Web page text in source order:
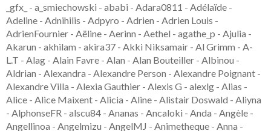
_gfx_ - a_smiechowski - ababi - Adara0811 - Adélaïde - Adeline - Adnihilis - Adpyro - Adrien - Adrien Louis - AdrienFournier - Aëline - Aerinn - Aethel - agathe_p - Ajulia - Akarun - akhilam - akira37 - Akki Niksamair - Al Grimm - A-L.T - Alag - Alain Favre - Alan - Alan Bouteiller - Albinou - Aldrian - Alexandra - Alexandre Person - Alexandre Poignant - Alexandre Villa - Alexia Gauthier - Alexis G - alexlg - Alias - Alice - Alice Maixent - Alicia - Aline - Alistair Doswald - Aliyna - AlphonseFR - alscu84 - Ananas - Ancaloki - Anda - Angèle - Angellinoa - Angelmizu - AngelMJ - Animetheque - Anna - Anne - Anne-Cécile - annekasimeoni - Anne-Laure - Anne-noelle - Anoldor - Anscharius - Anthony - Anthony Caron - Antoine - anya-phoenix - Aodrenn - Apipapa - Apocalipse - Apolline - Arala - Arcadiem - Arcana - argenor - Armelias - Arnaud - Arnaud Huser - Arsène Miloard - Artemus - Arugan - Arwen Angélis ^^ - Asalie - AsesWolf - Ashran - Asilane - Astray - Astrid - Atalis14 - Atthlas - Aude Alexandre - Audrey Moretti - audreyb - AudreyW - Aurel&PG - Aurélie - Aurélie BCR - Aurélie Vigné - Aurelien - aurelien baron - Aureline - aurorashield - Aurore - Aurya - Autrui - Axel - Azanulbizar - Azeliaa - Azshune - Azurean - Bainai - Baka-Cherry - Baktor - Barbara Skoko - Baron Houles - BastetAmidala - Bastien Denhez - Bastien Deville - Beldom - ben - Ben Al - Benjamin Augustin - Benjamin Cerdan - Benjamin Dehalu - Benjamin Termoz - Benji - Benjy - Ben-Jyh - benzaie - Bernard&Dedd - bidoche - bitatchou - Blackdrako - Blackphenix - Blah - BlazingHanauta - Bloo - Bloodie Mary - bluenovae - Bluepsophage - Bob_kayak - Bobibar - BouBouClette13 - BPurified - Breizhtiger - Brescaz - Brice - Brice-Meyer LEVY - Broudaf - brunet.steph - BUELL - Bynouz - byrion - Cagliary - Cainhive - Caitrine - Caktus93 - Calamitintin - Camille B - canelle - Cannibanouk - Carine - Caroline63 - cassis_vero - Cathy - Cécile - Cécile B et Mathieu L - Cécile64 - Cédric CEROU - Cédric42 - Cédrick - Celia - Celine - Céline - celine malartic - Céline2570 - Celtika - Cendre - César - Cha Hildegerg - Chane - CharlN - Charlotte Lavenu - Chaton09 - chefdedieu - Chemlaw - cheshire_cat - chetie - Chito-chan - chkle - ChloeMo_O - Choco - Chocolatine - Christian - Christophe - chtinis - Cileo Phoenix - Ciloo - Cilou13 - Ciol - Claiman - Claire - ClaireCa - Clapide - clark - claryhorse - claudex - Claudia Pistritto - Clement - Cleophis - Close - clovis_tacaille - Clovis34 - Clumsy Ape - coldu76 - Comics Ladybird - CoraMéli - Corax - Corentin Limoge - Corynorhinus - Crimi - Cristal-Asher - Croque - Crossfit girl - Culti - Cupucaku - CuteLittleWhale - Cybione - Cylia666 - Cyril - Dame Meluze - Damien - Damien De Gend - dams - DarckCrystale - Dark-Aii - Darphix - daucrate - David Czerwonogora - David Dattee - David Simone - Debora - Degvan - Deholia - Delphine Bouh - Democryte - Dempaws - Deshan sama - Dhervillezr - DianaG - Didou - Dielos - Dimitri - DkFlo - Dnuht - DoodleRush - DoroP - Dorothée - dounkad - Douze - dragounet - Drayou - Druss - durthu - Dusk - duthils - dylou - Eaglesg - ecamil - edjaw - Edouard - e-Jim - El_fle - elayana - Elensarde - ElGothiko - Elgourdino - Elianor - Elif - Eline - Elise A. - Elise Richard - Elk' - Elnaie - Elodie - ElodieL. - Eloni - Elora D. - Elovaìnn - Elyanth - elzira - Emilie - Emilie Fauvel - Emilie PRAT - Emissa - Emmanuel Bouillon - Emmanuel Lapierre - Emmanuel Weber - Emrik31 - Emyleen - Encara - enerjaizer - Enora - Enrak - Eowlande - Eric BRESSET - ErikatsEyes - Ermeena - Erwig - Esaïkha - Estelle Simon - Esyola - Eternalwings - Etienne - etig - Éva - Eva Newa - evipok - Ewjoachim - Fabien - Fabien cascade - Fabrice - Fackar - FanniH - Fanny M - Fantine - Fean ahiru - Feanor314 - Fédoua - Feeli - fenarinarsa - Fernazka - Ferora - Feunart - fiona - Fiora - Firliflo - flash - Flesia - Floralis - Florian - Florine - Flotherave - Flowerdoz - Fluffy Ookami - flyeram - Folkienn - Fougere - Fouinar - foxrir - Françoise - Fred - Frédéric - Frederik - Frédérique Bobée - FrEdO - freezoo - freki - Freko - Freya - Freytaw - Fugu - g107708667048774094729 - Gab - Gabigabo - Gaboo - Gabralk ?Gabralk? Choj - Gabrielle - Gael - Gael Coureau - Gaël56 - Gaelyc - Gaialys - Galadingue - GallyNet - galu - Garett Greaves - Gargadune - Garoke - Garrus31 - gdureuil - Geek Crafts - géry Wuilbaut - GeTRoguE - ghani - Ghislain - Giga77 - gillesroques - GillesSage - Gin.net - Gin-Sora - ginteloph - Gizmo - Glaviozki - Gleaubulle - Gnoutte - goldensuneur - Golder - GoluGolu - Gouflax - Goutak - GreatGaret - Greg Vandenbussche - gregory - Grégory - Greyfoe - grognard - Guigui_sama - Guillaume - -Guillaume.C- - Guitoon - Guyiome - gwen - Gwen et Boris - Hadrien - Hagalaz - Hal West - HanaPoulpe - Harley Qu33r - Harmfuls - Hasu - Hawklass - Hayatte - Haynee - Heaven - Hedwige - Hélo - Helyan - Hemera - Herilómë - Hertzeil - Hicks - Hiei - Hien - Hikaru_Motenai - Hlussë - Hugo Chauvin - Hugues - Hyssley - Iceven - Idoruchan - idsquare - Iezael - Iliana - illysma - ilmir - Ilona - Imdweil - Imperaquiche - Inizi - Irishelfe - Isiriak - isithran - Isölia - Ivan le pierrot - IvèneMcKelly - izole - Jack Bauer - Jade_Yamyko - Jane - JAUD - jcrouge - Jean Noel - Jean-Do - Jean-Marc Leroy - Jeanne - Jean-Yves - Jenny16 - Jennysioux - jentokki - Jeremie - Jérémie Loth-Guillon - Jeremy - Jérémy - Jérémy Lomelino - Jessica - Jessy93 - Jinmaul - Jinora - Joël - Joël Brunet - Johan YAGER - Johanna - JonathanMM - Jouandomy - Juki-san - Julia L - Julie - Julie Mazeau - Julie Paoli - Julien Augereau (Ma c'hi) - Julien Hemmerlé - Jumbef - JuneDpz - Junelle - Jun-Ichi Takeda - Justine - Justine Nony - Jutendoji - Jylomaki - K3nel - Kachi - Kaëlle - Kagura - Kahetra - Kahomaru - Kailyce - Kaiser Panda - KamiSeiTo - Karelle - Karine - Kasumi - Kat' - KathandKitKat - Katt_Aloys - Kayji - Kaytho - Kebree - Kecak - Kedos - Kedrann - Keitaro - Kerlgrey - Kerrinael - Kerwyn Raczaron - kesten - Keu-Vin - Kevin - Kévin - kévin feuillois - Keyradin - Khilas - Ki - Kilikamars - KimiroCuistot - Kimixoo - kindaweiird - Kingnc - Kira-Chama - Kirosane - KisameNet - Kiss Lil - Kitsune - KittyHellsing - Klère - Kmy - koala koala - Koneko - Koropockles - Krolya Lala - Kumiko-99 - Kuro Deyuka - KuroTheDark - Kwaam - kwet44 - Kyakune - Kylhiandre - Kylina - Kyp-chan - Kyrobero - Kyrorlane - Kyrrian - Kyvarit - L3oli0 - Labige - Laekh - Laeti - Laetitia - Lafantasy42 - Lagane G. - LaKarote - Lala - lalrobin - Lanicia - Larian - lattelis - Laura - Laure - Laure Girard - Laurel - Laurence - Laurent - Laurier The Fox - Léa - Léa Fligeante - Léanie - Leawyn - Lenah - Lenassa DS - Léo Adam - Léo Kun - Leo_XIII - LéoBullu - Leodry - lerat74 - Leslie - lestertanks88 - Lex11 - Leyciaan - Lezardox - l-hay-ling - Lidwina - Lifaeln - Lifestream - Likia - Likyliki - Lil_Bird - Lilizu - liluuuy - Lily - LilywithHoney - Linae / Fanny - Lisa - Lise Provost - Lison BP - Litany - Livredor71 - Lockayron - Locutus - Loïc - Loïc Finat - loji88 - Lomeriel - Lomyna - Loquicom - Lord Edualc - Lord_Poulpy - Lou - Louan - Louise - lroux - Luca - Lucas - Lucas B - Luchsii - Lucie - Lucie Gobard - Lucien Guimier - Lucrèce - Lucrx - Lucy - Ludovic ASSERE - Ludo-Z - Ludwig - Lui Elle - Lukka - Lula Courio - Lulgius - Lulu - LunarisMagus - Lupus - Luxy - Lyka - Lynari - Lysemna - M RA - Maëlys Perry (Anima) - Maerow - Maeva - Maëva - Magali - MagaliB - MagaZub - Maha-Lee - Maitsuya - Maka - Makiba - Maku - Malezol - Malika - Malkav2024 - Malow - Malvina - Mamabobobzh - Mandou - Manon - Manwe - Marcy - Margot - Marianna - Marie - Marie et Nico - Marie-Aude - Marieh - Marie-Madeleine - Marine - MarineLarouge - Marinou - Marion - Marion Astoux - Marjolaine - MarlouCk - MarquiseArtémise - Marsup - Marteaufou - Martin - Martin Nyffenegger - Mary06 - Marylène - Master Game - Matau - Mathieu Busolin - Matthieu - Matthieu Bué - Maud Villaume - Mauvaisours - MaxBear - Maxime Elbaz - Maxouinf - Maxxie - May Le LuxRay - McKeewa - mcuvellier1 - Méga Bonus - Meian - Mekehari - Mélanie - Mélapin - Meliope Ikalia - Mell - Merlin d'Agrid - Merost - Merryl - Michaël - Michaël Oversteyns - michel sage - Mickael - midhrin - mihne - MiItchu - MimiM - Mina - MinEevee - Min-Hee - minigarou35 - Miryam - MissKerez - missnanoushkaable - MisterFox - mitsu - mitsu-chan - Mitsuika - Mizyg - MlleBigmelk - Mokhan - Morgane - Mornifle - Mororine - Moth - Moubai - mrndmbr - MrSkeithdeath37 - Mù - Muekirei - Muzikals - MyCHMN - Myrae Wibko - Myriagones - Myriam - Mystery's Angel - Nabihime - Namida44 - Nanuq - Nao - Naruto - Nath Smith - Nathalie - Natrouge7 - Nea - Neadhora - Neiwenry - Nek - Nek'ko Nya - Neko - Nelly - Nemesris - Nemseater - neolutin - Neorarus - Neradoc - Netfrost - Neuzalia - Newbo.O - Nezumibook - Nicojin - Nicolas - Nicolas Briche - Nicolas Claudon - Nicolas Henry - Nicolas Lecourtois - Nicroz - Nigereths - Nightmaster - Nigotte - NihalMC05 - Nimue - Nitro - Noemie - Noémie - Noémie Hubau - Noldos - Nolwenn - Nono le Mog - noucho - Noune - Nydol - NyuuNyuuChan - Nyzeur Neant - Océane - Octavia Philarmonica - odelcourt - OERON - okario - Oktarine - OliverTrets - Olivier - Olrick140 - Oneill P - Ophé - Ophelopede - Ormanos - oroshi - Ortias - Oxalie - P12 - P2 - Padbock - Padmoumou - Pakou - Pan - Pandordark - Papou - Parachuteman - Para-Zite .Monster - Pascal Gailloud - Patoch - Pauline - Pauline Dromby - Pauline Ferrier - pct2369 - PDH_fr - Pebble Family - Penther - Percolator - Percylegallois - Philippine - Pierre - Pierre "314" Munier - Pierre ?Balhok? Maillot - Pierre Pouzol - Pierrick Portier - Pifou4 - Pikalaa - Pilloune152 - pingu1 - Pismigerez - Pitouli - pitounet - plum's - PoisonFoxy - polgaraa - Polugritiya - Polycarpe - POM - Porkepik - PouetPouet - Prisc14 - Prorider74 - Psychos - Psychos0568 - Puddin' - Purple - Puzzleland - Quentin BERNABE - Quentin Debicki - Quentin M - quentin mallet - Quentin Zimmermann - QuiPhenix - Racthor - Raeveriel - Rafael Munoz - Raganaziel - Raionic - RaisaHime - raiton - Rajathuk - Ranclan